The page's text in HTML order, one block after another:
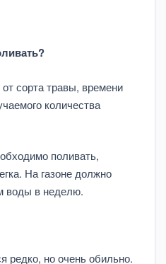
сорта травы, времени
количества
поливать,
На газоне должно
воды в неделю.
редко, но очень обильно.